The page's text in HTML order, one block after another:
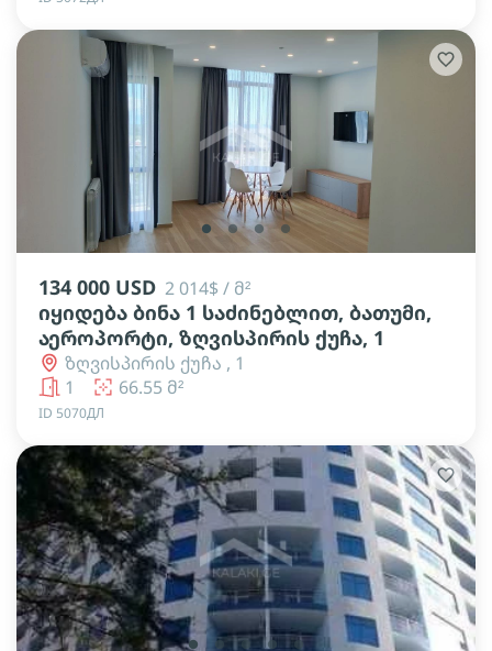
lens lens lens lens
134 000 USD 2 014$ / მ²
იყიდება ბინა 1 საძინებლით, ბათუმი,
აეროპორტი, ზღვისპირის ქუჩა, 1
ზღვისპირის ქუჩა , 1
1
66.55 მ²
ID 5070ДЛ
lens lens